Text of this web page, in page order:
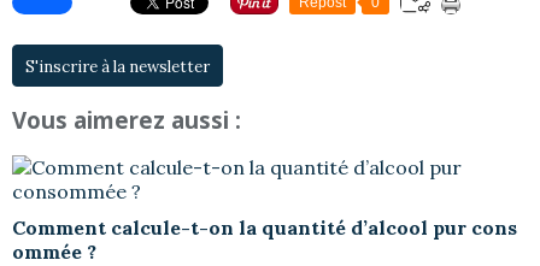
S'inscrire à la newsletter
Vous aimerez aussi :
Comment calcule-t-on la quantité d’alcool pur cons
ommée ?